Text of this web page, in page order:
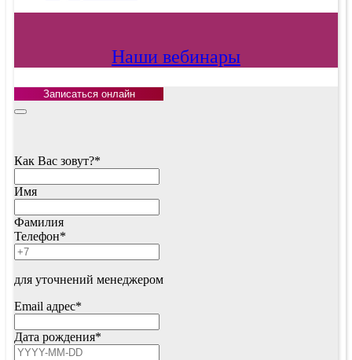
Наши вебинары
Записаться онлайн
Как Вас зовут?*
Имя
Фамилия
Телефон*
для уточнений менеджером
Email адрес*
Дата рождения*